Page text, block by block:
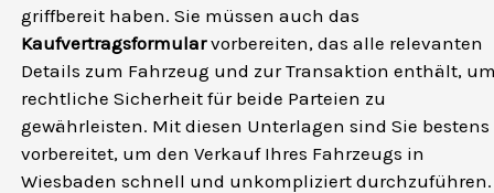
griffbereit haben. Sie müssen auch das
Kaufvertragsformularvorbereiten, das alle relevanten
Details zum Fahrzeug und zur Transaktion enthält,
rechtliche Sicherheit für beide Parteien zu
gewährleisten. Mit diesen Unterlagen sind Sie bestens
vorbereitet, um den Verkauf Ihres Fahrzeugs in
Wiesbaden schnell und unkompliziert durchzuführen.